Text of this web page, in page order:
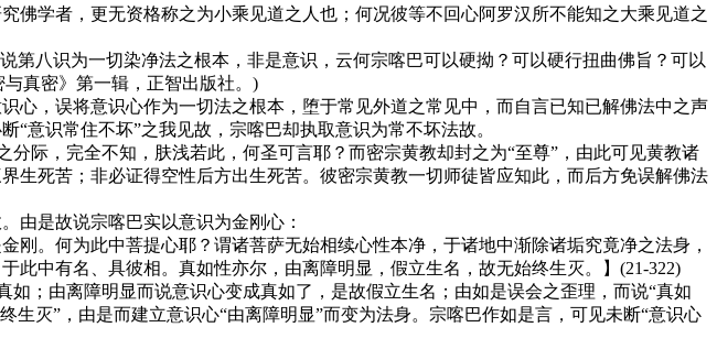
学者，更无资格称之为小乘见道之人也；何况彼等不回心阿罗汉所不能知之大乘见道之
八识为一切染净法之根本，非是意识，云何宗喀巴可以硬拗？可以硬行扭曲佛旨？可以
真密》第一辑，正智出版社。)
，误将意识心作为一切法之根本，堕于常见外道之常见中，而自言已知已解佛法中之声
意识常住不坏”之我见故，宗喀巴却执取意识为常不坏法故。
际，完全不知，肤浅若此，何圣可言耶？而密宗黄教却封之为“至尊”，由此可见黄教诸
生死苦；非必证得空性后方出生死苦。彼密宗黄教一切师徒皆应知此，而后方免误解佛法
是故说宗喀巴实以意识为金刚心：
。何为此中菩提心耶？谓诸菩萨无始相续心性本净，于诸地中渐除诸垢究竟净之法身，
中有名、具彼相。真如性亦尔，由离障明显，假立生名，故无始终生灭。】(21-322)
由离障明显而说意识心变成真如了，是故假立生名；由如是误会之歪理，而说“真如
灭”，由是而建立意识心“由离障明显”而变为法身。宗喀巴作如是言，可见未断“意识心